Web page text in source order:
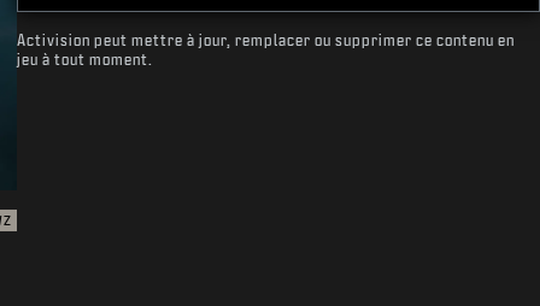
Activision peut mettre à jour, remplacer ou supprimer ce contenu en
jeu à tout moment.